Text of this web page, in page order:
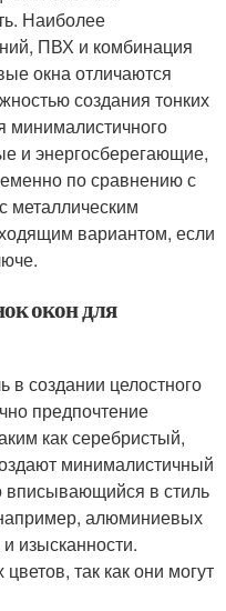
Наиболее
ПВХ и комбинация
окна отличаются
создания тонких
минималистичного
и энергосберегающие,
по сравнению с
вариантом, если
окон для
в создании целостного
предпочтение
как серебристый,
минималистичный
вписывающийся в стиль
алюминиевых
изысканности.
так как они могут